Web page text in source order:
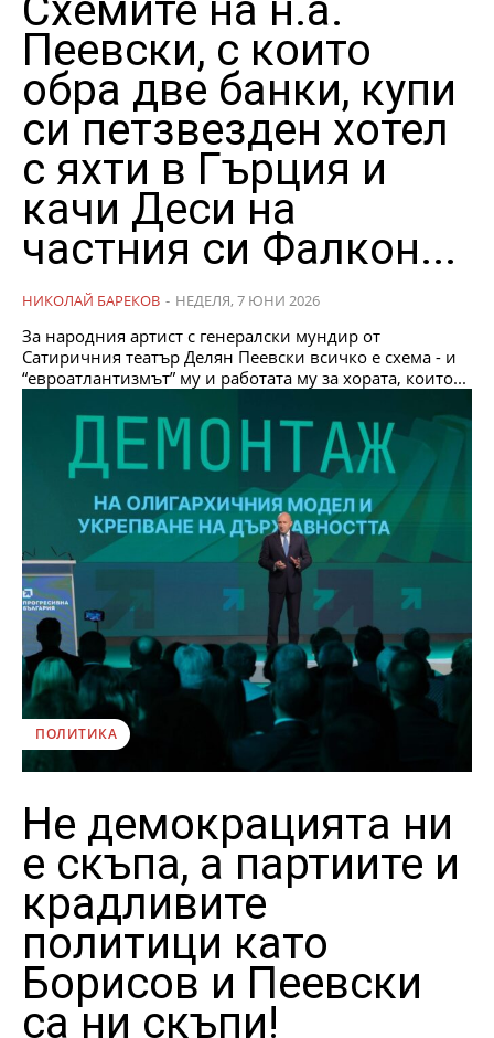
Схемите на н.а.
Пеевски, с които
обра две банки, купи
си петзвезден хотел
с яхти в Гърция и
качи Деси на
частния си Фалкон...
НИКОЛАЙ БАРЕКОВ - НЕДЕЛЯ, 7 ЮНИ 2026
За народния артист с генералски мундир от
Сатиричния театър Делян Пеевски всичко е схема - и
“евроатлантизмът” му и работата му за хората, които...
ПОЛИТИКА
Не демокрацията ни
е скъпа, а партиите и
крадливите
политици като
Борисов и Пеевски
са ни скъпи!